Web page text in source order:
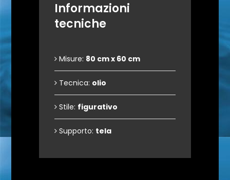
Informazioni
tecniche
Misure: 80 cm x 60 cm
Tecnica: olio
Stile: figurativo
Supporto: tela